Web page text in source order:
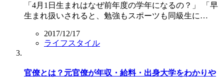
「4月1日生まれはなぜ前年度の学年になるの？」 「早
生まれ扱いされると、勉強もスポーツも同級生に…
2017/12/17
ライフスタイル
官僚とは？元官僚が年収・給料・出身大学をわかりや